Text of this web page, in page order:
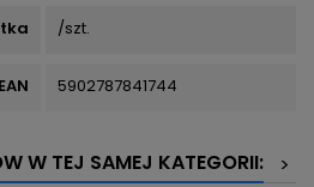
/szt.
5902787841744
W TEJ SAMEJ KATEGORII:
>